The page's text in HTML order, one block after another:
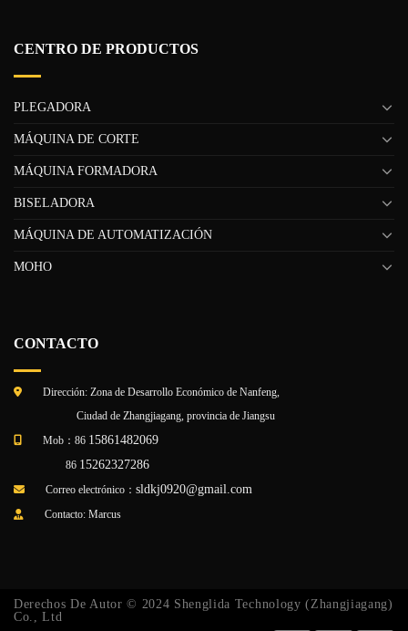
CENTRO DE PRODUCTOS
PLEGADORA
MÁQUINA DE CORTE
MÁQUINA FORMADORA
BISELADORA
MÁQUINA DE AUTOMATIZACIÓN
MOHO
CONTACTO
Dirección: Zona de Desarrollo Económico de Nanfeng,
Ciudad de Zhangjiagang, provincia de Jiangsu
Mob：86 15861482069
86 15262327286
Correo electrónico： sldkj0920@gmail.com
Contacto: Marcus
Derechos De Autor © 2024 Shenglida Technology (Zhangjiagang)
Co., Ltd